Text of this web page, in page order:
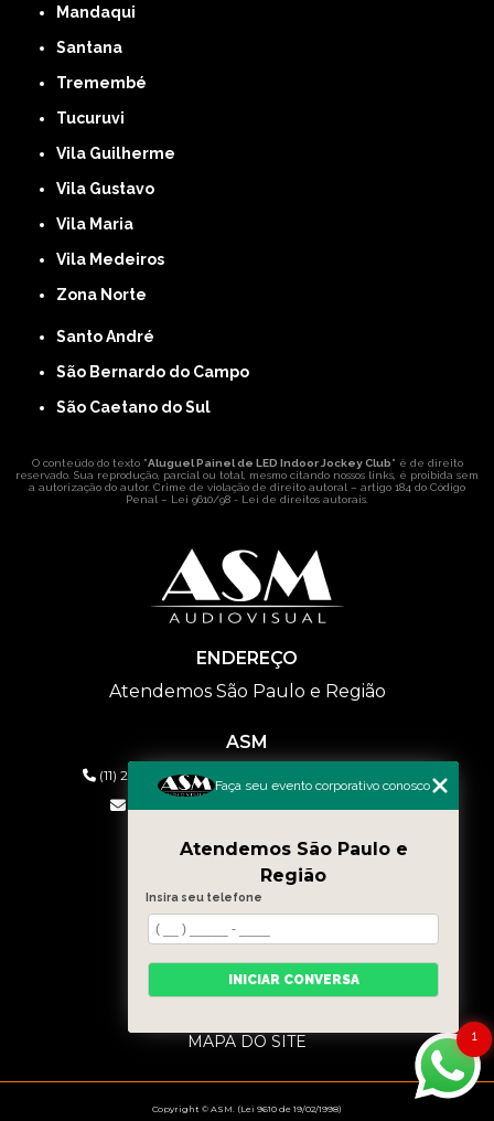
Mandaqui
Santana
Tremembé
Tucuruvi
Vila Guilherme
Vila Gustavo
Vila Maria
Vila Medeiros
Zona Norte
Santo André
São Bernardo do Campo
São Caetano do Sul
O conteúdo do texto "Aluguel Painel de LED Indoor Jockey Club" é de direito
reservado. Sua reprodução, parcial ou total, mesmo citando nossos links, é proibida sem
a autorização do autor. Crime de violação de direito autoral – artigo 184 do Código
Penal – Lei 9610/98 - Lei de direitos autorais
ENDEREÇO
Atendemos São Paulo e Região
ASM
(11) 2626-2019 (11) 99577-9954
eventos@asmaudiovisual.com.br
MENU
HOME
QUEM SOMOS
SERVIÇOS
CONTATO
BLOG
MAPA DO SITE
Copyright © ASM. (Lei 9610 de 19/02/1998)
1
Faça seu evento corporativo conosco
Atendemos São Paulo e
Região
Insira seu telefone
INICIAR CONVERSA